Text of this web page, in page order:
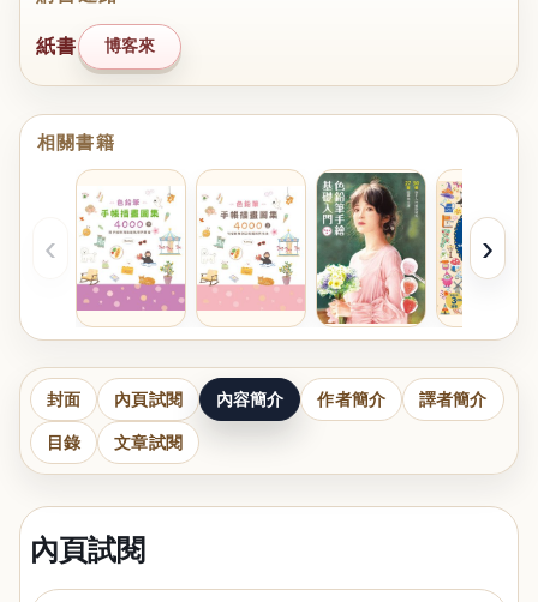
紙書 博客來
相關書籍
‹ ›
封面 內頁試閱 內容簡介 作者簡介 譯者簡介
目錄 文章試閱
內頁試閱